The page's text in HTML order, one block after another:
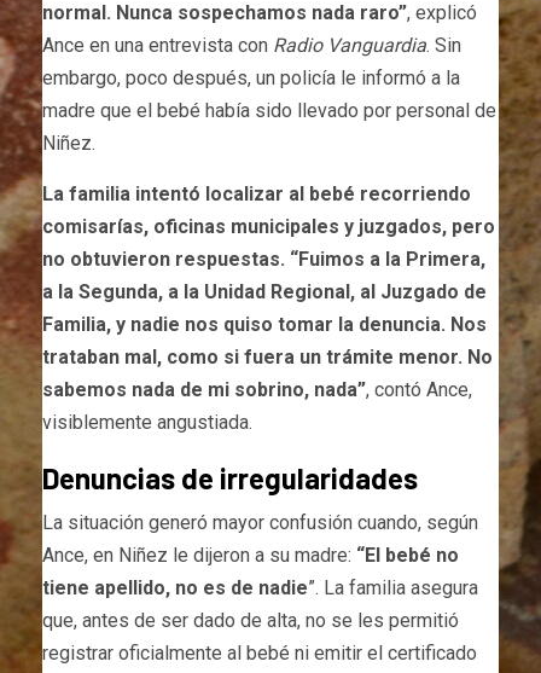
normal. Nunca sospechamos nada raro”, explicó
Ance en una entrevista con Radio Vanguardia. Sin
embargo, poco después, un policía le informó a la
madre que el bebé había sido llevado por personal de
Niñez.
La familia intentó localizar al bebé recorriendo
comisarías, oficinas municipales y juzgados, pero
no obtuvieron respuestas. “Fuimos a la Primera,
a la Segunda, a la Unidad Regional, al Juzgado de
Familia, y nadie nos quiso tomar la denuncia. Nos
trataban mal, como si fuera un trámite menor. No
sabemos nada de mi sobrino, nada”, contó Ance,
visiblemente angustiada.
Denuncias de irregularidades
La situación generó mayor confusión cuando, según
Ance, en Niñez le dijeron a su madre: “El bebé no
tiene apellido, no es de nadie”. La familia asegura
que, antes de ser dado de alta, no se les permitió
registrar oficialmente al bebé ni emitir el certificado